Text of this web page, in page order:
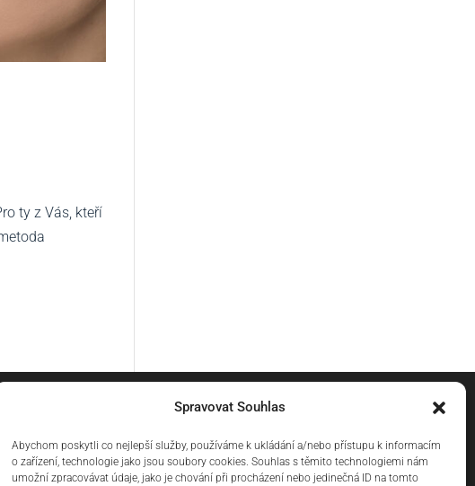
Spravovat Souhlas
Abychom poskytli co nejlepší služby, používáme k ukládání a/nebo přístupu k informacím
o zařízení, technologie jako jsou soubory cookies. Souhlas s těmito technologiemi nám
umožní zpracovávat údaje, jako je chování při procházení nebo jedinečná ID na tomto
ty z Vás, kteří